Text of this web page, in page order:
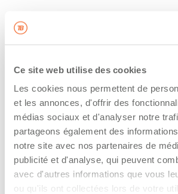
Ce site web utilise des cookies
Les cookies nous permettent de
et les annonces, d'offrir des
médias sociaux et d'analyser notre
partageons également des
notre site avec nos partenaires de
publicité et d'analyse, qui peuvent
avec d'autres informations que vous
ou qu'ils ont collectées lors de votre